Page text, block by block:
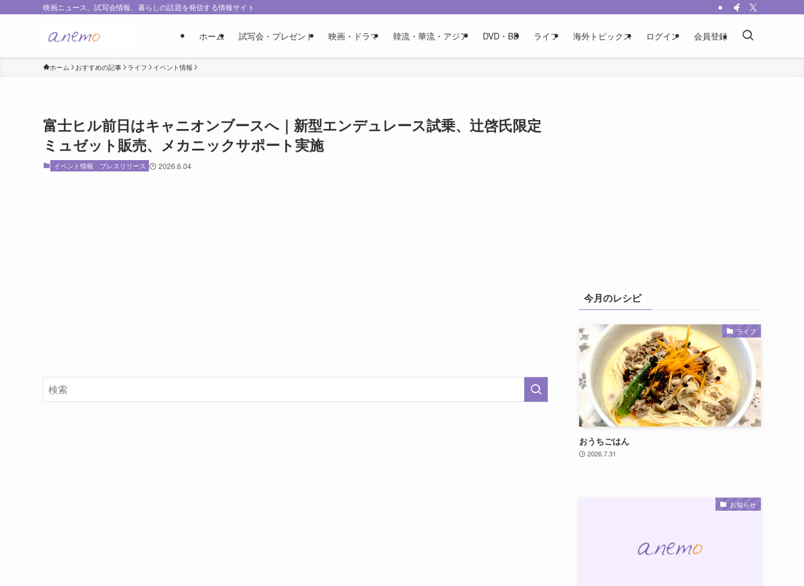
映画ニュース、試写会情報、暮らしの話題を発信する情報サイト
ホーム 試写会・プレゼント 映画・ドラマ 韓流・華流・アジア DVD・BD ライフ 海外トピックス ログイン 会員登録
ホーム おすすめの記事 ライフ イベント情報
富士ヒル前日はキャニオンブースへ｜新型エンデュレース試乗、辻啓氏限定
ミュゼット販売、メカニックサポート実施
イベント情報 プレスリリース 2026.6.04
今月のレシピ
ライフ
おうちごはん
2026.7.31
お知らせ